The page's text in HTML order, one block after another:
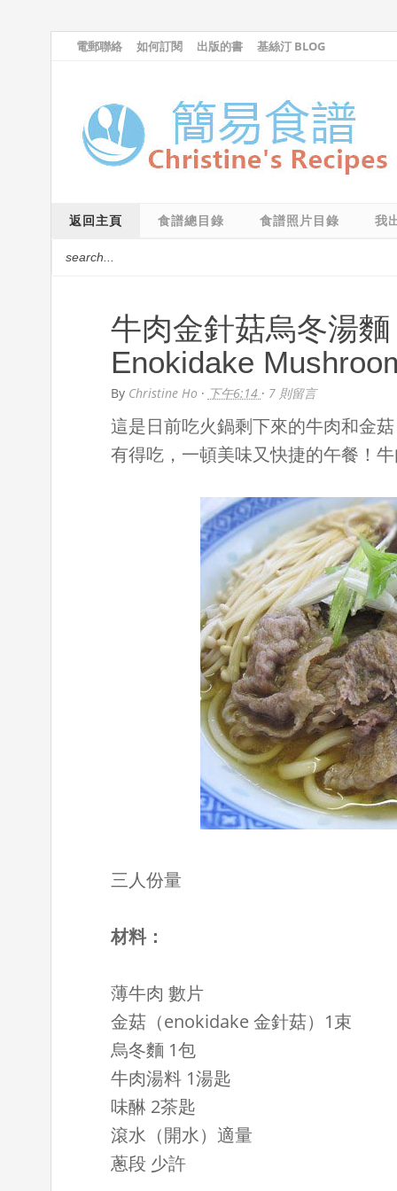
電郵聯絡 如何訂閱 出版的書 基絲汀 BLOG
返回主頁 食譜總目錄 食譜照片目錄 我
牛肉金針菇烏冬湯
Enokidake
By Christine Ho · 下午6:14 · 7 則留言
這是日前吃火鍋剩下來的牛肉和金
有得吃，一頓美味又快捷的午餐！
三人份量
材料：
薄牛肉 數片
金菇（enokidake 金針菇）1束
烏冬麵 1包
牛肉湯料 1湯匙
味醂 2茶匙
滾水（開水）適量
蔥段 少許